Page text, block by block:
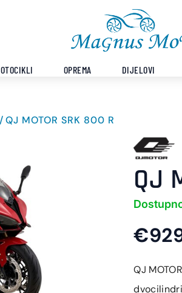
OPREMA DIJELOVI
QJ MOTOR SRK 800 R
QJ
QJ